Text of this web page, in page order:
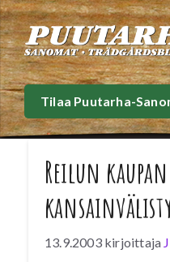
Siirry
sisältöön
Tilaa Puutarha-
Reilun
13.9.2003 kirjoittaja